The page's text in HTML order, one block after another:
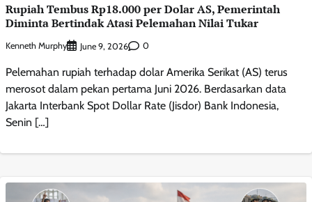
Rupiah Tembus Rp18.000 per Dolar AS, Pemerintah
Diminta Bertindak Atasi Pelemahan Nilai Tukar
Kenneth Murphy June 9, 2026 0
Pelemahan rupiah terhadap dolar Amerika Serikat (AS) terus
merosot dalam pekan pertama Juni 2026. Berdasarkan data
Jakarta Interbank Spot Dollar Rate (Jisdor) Bank Indonesia,
Senin […]